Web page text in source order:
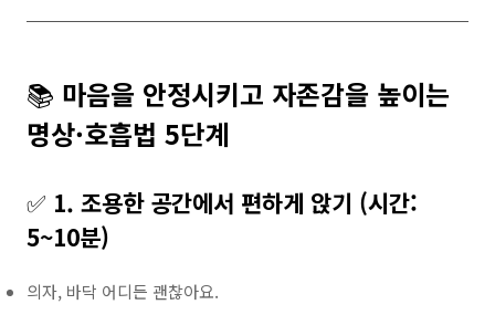
📚 마음을 안정시키고 자존감을 높이는
명상·호흡법 5단계
✅ 1. 조용한 공간에서 편하게 앉기 (시간:
5~10분)
의자, 바닥 어디든 괜찮아요.